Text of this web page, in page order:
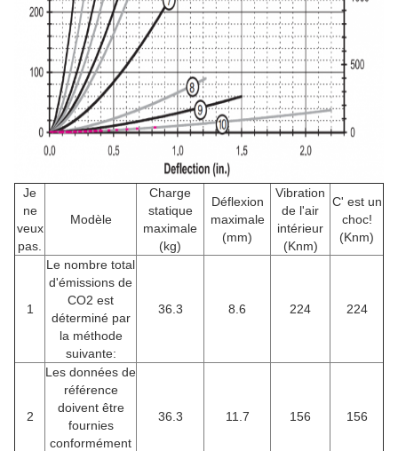
Je
ne
veux
pas.
Modèle
Charge
statique
maximale
(kg)
Déflexion
maximale
(mm)
Vibration
de l'air
intérieur
(Knm)
C' est un
choc!
(Knm)
1
Le nombre total
d'émissions de
CO2 est
déterminé par
la méthode
suivante:
36.3 8.6 224 224
2
Les données de
référence
doivent être
fournies
conformément
36.3 11.7 156 156